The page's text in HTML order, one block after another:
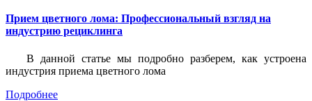
Прием цветного лома: Профессиональный взгляд на
индустрию рециклинга
В данной статье мы подробно разберем, как устроена
индустрия приема цветного лома
Подробнее